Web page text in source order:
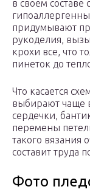
в своем
придумывают
рукоделия,
крохи все, что
пинеток до
Что касается
выбирают чаще
сердечки,
перемены
такого вязания
составит труда
Фото